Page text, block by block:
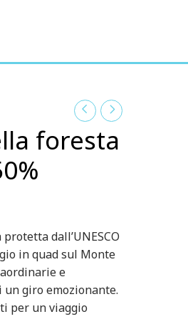
foresta
dall’UNESCO
in quad sul Monte
e
giro emozionante.
per un viaggio